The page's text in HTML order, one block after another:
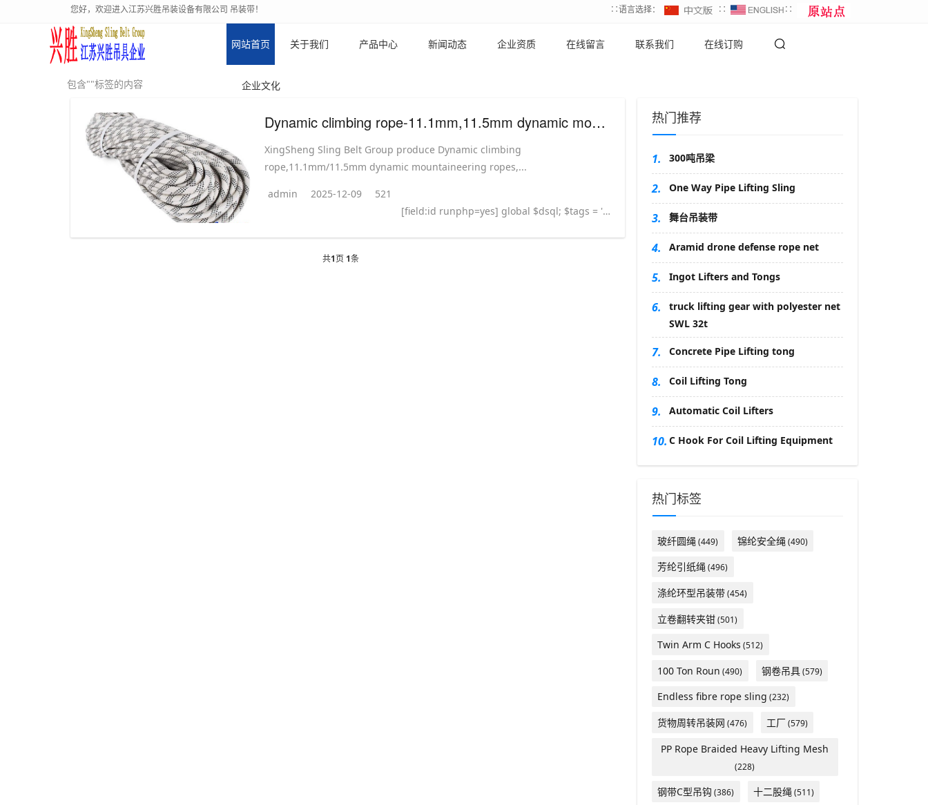
您好，欢迎进入江苏兴胜吊装设备有限公司 吊装带！ ∷语言选择： ∷ ∷
网站首页 关于我们 产品中心 新闻动态 企业资质 在线留言 联系我们 在线订购
企业文化
包含""标签的内容
Dynamic climbing rope-11.1mm,11.5mm dynamic mountaineering ropes,Dynamic Sport Climbing Rope
XingSheng Sling Belt Group produce Dynamic climbing
rope,11.1mm/11.5mm dynamic mountaineering ropes,...
admin 2025-12-09
521
[field:id runphp=yes] global $dsql; $tags = ''; $query = "SELECT tag FROM `#@__taglist` WHERE aid='@me' "; $dsql->Execute('tag',$query); while($row = $dsql->GetArray('tag')) { $tags .= "#
共1页 1条
热门推荐
1. 300吨吊梁
2. One Way Pipe Lifting Sling
3. 舞台吊装带
4. Aramid drone defense rope net
5. Ingot Lifters and Tongs
6.
truck lifting gear with polyester net
SWL 32t
7. Concrete Pipe Lifting tong
8. Coil Lifting Tong
9. Automatic Coil Lifters
10. C Hook For Coil Lifting Equipment
热门标签
玻纤圆绳 (449) 锦纶安全绳(490)
芳纶引纸绳(496)
涤纶环型吊装带(454)
立卷翻转夹钳(501)
Twin Arm C Hooks (512)
100 Ton Roun (490) 钢卷吊具(579)
Endless fibre rope sling (232)
货物周转吊装网 (476) 工厂 (579)
PP Rope Braided Heavy Lifting Mesh
(228)
钢带C型吊钩 (386) 十二股绳(511)